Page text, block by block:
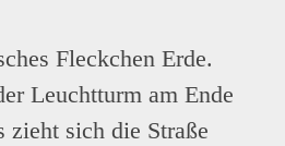
Fleckchen Erde.
Leuchtturm am Ende
zieht sich die Straße